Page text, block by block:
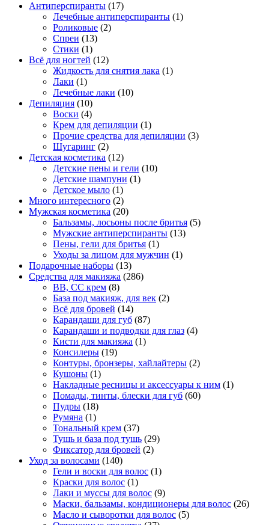
Антиперспиранты (17)
Лечебные антиперспиранты (1)
Роликовые (2)
Спреи (13)
Стики (1)
Всё для ногтей (12)
Жидкость для снятия лака (1)
Лаки (1)
Лечебные лаки (10)
Депиляция (10)
Воски (4)
Крем для депиляции (1)
Прочие средства для депиляции (3)
Шугаринг (2)
Детская косметика (12)
Детские пены и гели (10)
Детские шампуни (1)
Детское мыло (1)
Много интересного (2)
Мужская косметика (20)
Бальзамы, лосьоны после бритья (5)
Мужские антиперспиранты (13)
Пены, гели для бритья (1)
Уходы за лицом для мужчин (1)
Подарочные наборы (13)
Средства для макияжа (286)
BB, CC крем (8)
База под макияж, для век (2)
Всё для бровей (14)
Карандаши для губ (87)
Карандаши и подводки для глаз (4)
Кисти для макияжа (1)
Консилеры (19)
Контуры, бронзеры, хайлайтеры (2)
Кушоны (1)
Накладные ресницы и аксессуары к ним (1)
Помады, тинты, блески для губ (60)
Пудры (18)
Румяна (1)
Тональный крем (37)
Тушь и база под тушь (29)
Фиксатор для бровей (2)
Уход за волосами (140)
Гели и воски для волос (1)
Краски для волос (1)
Лаки и муссы для волос (9)
Маски, бальзамы, кондиционеры для волос (26)
Масло и сыворотки для волос (5)